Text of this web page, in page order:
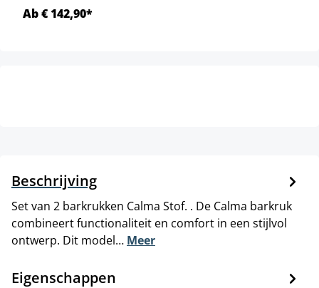
Ab € 142,90*
Beschrijving
Set van 2 barkrukken Calma Stof. . De Calma barkruk
combineert functionaliteit en comfort in een stijlvol
ontwerp. Dit model… Meer
Eigenschappen